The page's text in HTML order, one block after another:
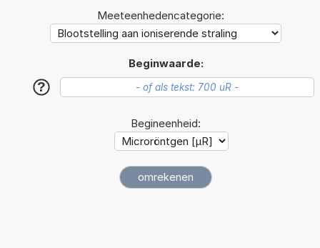
Meeteenhedencategorie:
Beginwaarde:
?
Begineenheid: